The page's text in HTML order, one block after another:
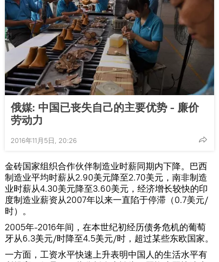
俄媒: 中国已丧失自己的主要优势 - 廉价
劳动力
2016年11月5日, 20:26
金砖国家组织合作伙伴制造业时薪同期内下降。巴西
制造业平均时薪从2.90美元降至2.70美元，南非制造
业时薪从4.30美元降至3.60美元，经济增长较快的印
度制造业薪资从2007年以来一直陷于停滞（0.7美元/
时）。
2005年-2016年间，在本世纪初经历债务危机的葡萄
牙从6.3美元/时降至4.5美元/时，超过某些东欧国家。
一方面，工资水平快速上升表明中国人的生活水平有